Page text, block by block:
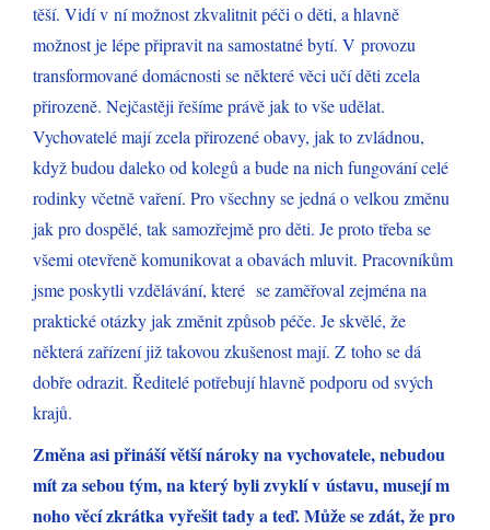
těší. Vidí v ní možnost zkvalitnit péči o děti, a hlavně
možnost je lépe připravit na samostatné bytí. V provozu
transformované domácnosti se některé věci učí děti zcela
přirozeně. Nejčastěji řešíme právě jak to vše udělat.
Vychovatelé mají zcela přirozené obavy, jak to zvládnou,
když budou daleko od kolegů a bude na nich fungování celé
rodinky včetně vaření. Pro všechny se jedná o velkou změnu
jak pro dospělé, tak samozřejmě pro děti. Je proto třeba se
všemi otevřeně komunikovat a obavách mluvit. Pracovníkům
jsme poskytli vzdělávání, které se zaměřoval zejména na
praktické otázky jak změnit způsob péče. Je skvělé, že
některá zařízení již takovou zkušenost mají. Z toho se dá
dobře odrazit. Ředitelé potřebují hlavně podporu od svých
krajů.
Změna asi přináší větší nároky na vychovatele, nebudou
mít za sebou tým, na který byli zvyklí v ústavu, musejí m
noho věcí zkrátka vyřešit tady a teď. Může se zdát, že pro